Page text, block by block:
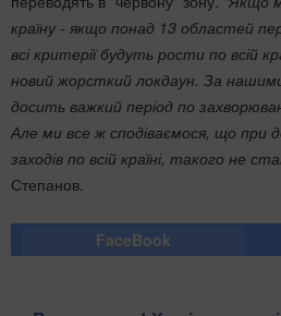
країну - якщо понад 13 областей
всі критерії будуть рости по всій
новий жорсткий локдаун. За
досить важкий період по
Але ми все ж сподіваємося, що при
заходів по всій країні, такого не
Степанов.
FaceBook